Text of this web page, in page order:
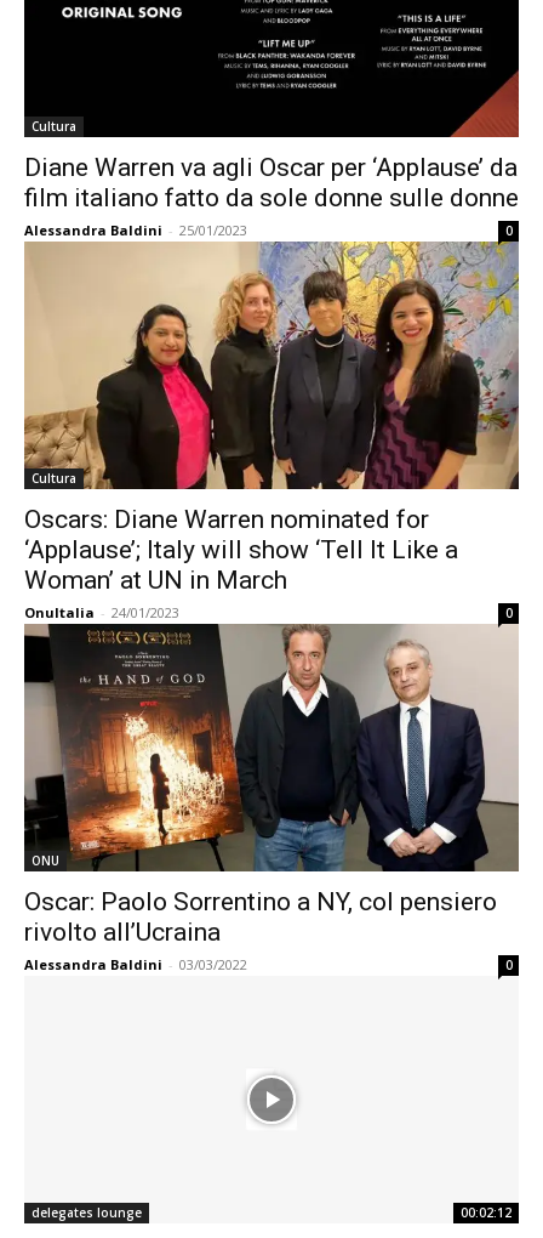
Cultura
Diane Warren va agli Oscar per ‘Applause’ da
film italiano fatto da sole donne sulle donne
Alessandra Baldini - 25/01/2023 0
Cultura
Oscars: Diane Warren nominated for
‘Applause’; Italy will show ‘Tell It Like a
Woman’ at UN in March
OnuItalia - 24/01/2023 0
ONU
Oscar: Paolo Sorrentino a NY, col pensiero
rivolto all’Ucraina
Alessandra Baldini - 03/03/2022 0
delegates lounge 00:02:12